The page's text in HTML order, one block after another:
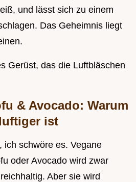
und lässt sich zu einem
Das Geheimnis liegt
Gerüst, das die Luftbläschen
& Avocado: Warum
ist
ich schwöre es. Vegane
oder Avocado wird zwar
Aber sie wird